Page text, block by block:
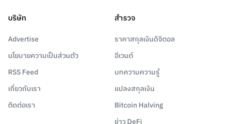
บริษัท
Advertise
นโยบายความเป็นส่วนตัว
RSS Feed
เกี่ยวกับเรา
ติดต่อเรา
สำรวจ
ราคาสกุลเงินดิจิตอล
อีเวนต์
บทความความรู้
แปลงสกุลเงิน
Bitcoin Halving
ข่าว DeFi